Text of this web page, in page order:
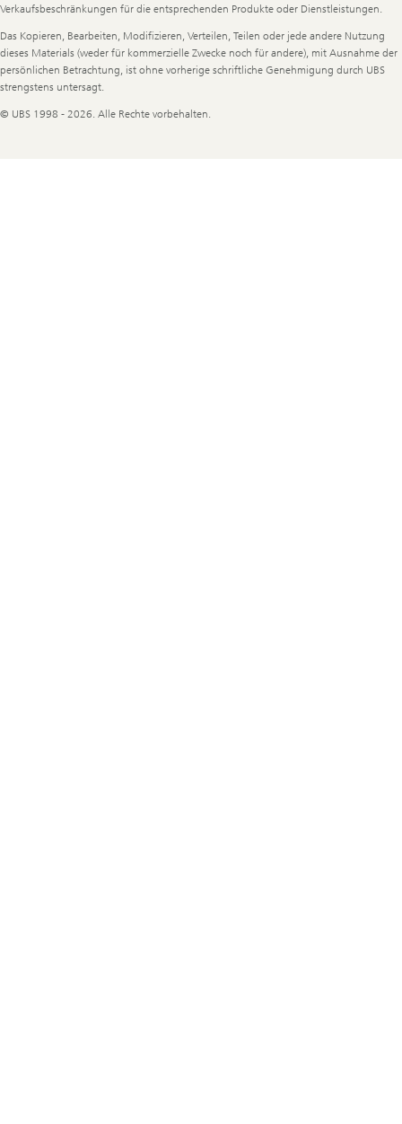
Verkaufsbeschränkungen für die entsprechenden Produkte oder Dienstleistungen.
Das Kopieren, Bearbeiten, Modifizieren, Verteilen, Teilen oder jede andere Nutzung
dieses Materials (weder für kommerzielle Zwecke noch für andere), mit Ausnahme der
persönlichen Betrachtung, ist ohne vorherige schriftliche Genehmigung durch UBS
strengstens untersagt.
© UBS 1998 - 2026. Alle Rechte vorbehalten.